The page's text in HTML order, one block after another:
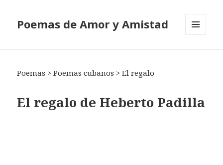
Poemas de Amor y Amistad
Poemas >Poemas cubanos >El regalo
El regalo de Heberto Padilla